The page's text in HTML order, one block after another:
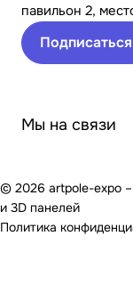
павильон 2,
Мы на связи
© 2026 artpole-expo –
и 3D панелей
Политика